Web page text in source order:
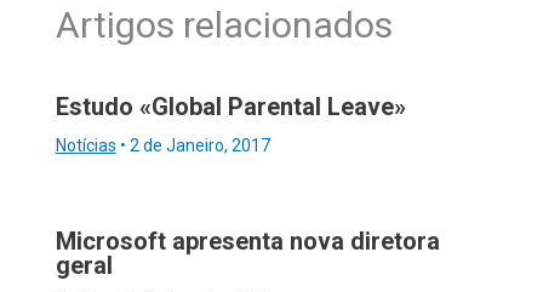
Artigos relacionados
Estudo «Global Parental Leave»
Notícias • 2 de Janeiro, 2017
Microsoft apresenta nova diretora
geral